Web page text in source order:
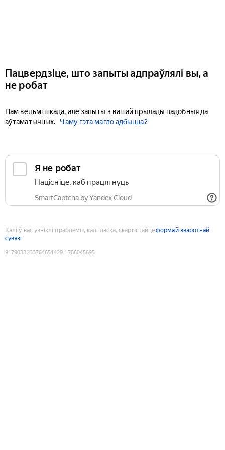
Пацвердзіце, што запыты адпраўлялі вы, а
не робат
Нам вельмі шкада, але запыты з вашай прылады падобныя да
аўтаматычных.
Чаму гэта магло адбыцца?
Я не робат
Націсніце, каб працягнуць
SmartCaptcha by Yandex Cloud
Калі ў вас узніклі праблемы, калі ласка, скарыстайцеформай зваротнай
сувязі
9179033233764651429:1786045695